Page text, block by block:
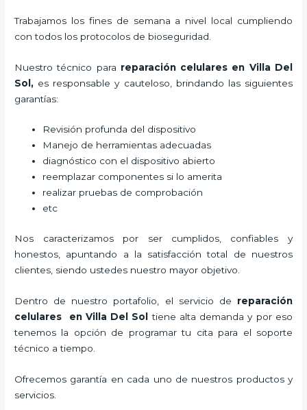
Trabajamos los fines de semana a nivel local cumpliendo
con todos los protocolos de bioseguridad.
Nuestro técnico para reparación celulares en Villa Del
Sol, es responsable y cauteloso, brindando las siguientes
garantías:
Revisión profunda del dispositivo
Manejo de herramientas adecuadas
diagnóstico con el dispositivo abierto
reemplazar componentes si lo amerita
realizar pruebas de comprobación
etc
Nos caracterizamos por ser cumplidos, confiables y
honestos, apuntando a la satisfacción total de nuestros
clientes, siendo ustedes nuestro mayor objetivo.
Dentro de nuestro portafolio, el servicio de reparación
celulares en Villa Del Sol
tiene alta demanda y por eso
tenemos la opción de programar tu cita para el soporte
técnico a tiempo.
Ofrecemos garantía en cada uno de nuestros productos y
servicios.